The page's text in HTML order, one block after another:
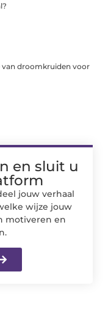
van droomkruiden voor
en sluit u
jouw verhaal
wijze jouw
motiveren en